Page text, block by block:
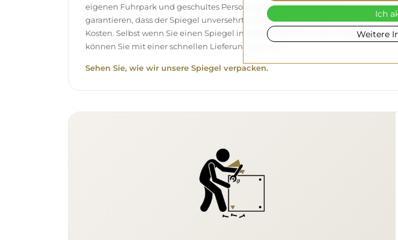
eigenen Fuhrpark und geschultes Personal, deshalb können wir
garantieren, dass der Spiegel unversehrt ankommt, ohne zusätzliche
Kosten. Selbst wenn Sie einen Spiegel in großen Abmessungen bestellen,
können Sie mit einer schnellen Lieferung rechnen.
Sehen Sie, wie wir unsere Spiegel verpacken.
Weitere
Ich